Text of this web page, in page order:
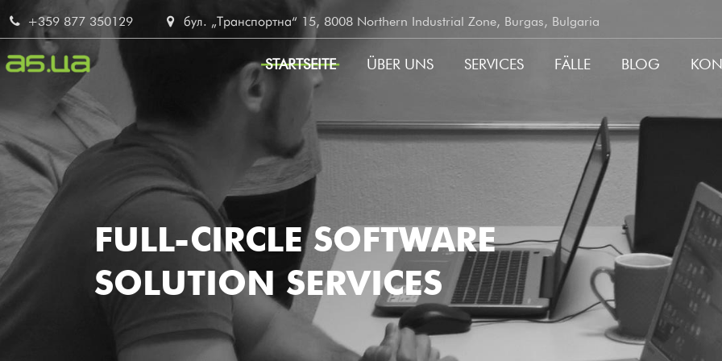
Direkt
zum
Inhalt
+359 877 350129 бул. „Транспортна“ 15, 8008 Northern Industrial Zone, Burgas, Bulgaria
MAIN
NAVIGATION
DE
STARTSEITE ÜBER UNS SERVICES FÄLLE BLOG
FULL-CIRCLE SOFTWARE
SOLUTION SERVICES